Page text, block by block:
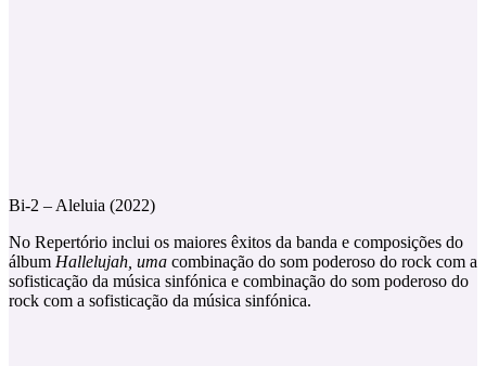
Bi-2 – Aleluia (2022)
No Repertório inclui os maiores êxitos da banda e composições do
álbum Hallelujah, uma combinação do som poderoso do rock com a
sofisticação da música sinfónica e combinação do som poderoso do
rock com a sofisticação da música sinfónica.